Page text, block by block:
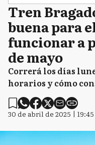
Tren
buena para
funcionar a
de mayo
Correrá los días
horarios y cómo
30 de abril de 2025 | 19:45